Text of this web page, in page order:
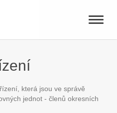
Toggle
která jsou ve správě
jednot - členů okresních